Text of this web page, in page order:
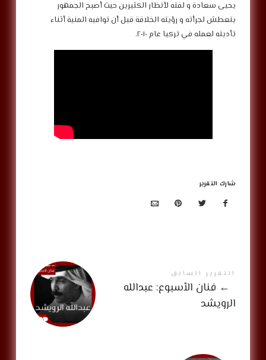
يحيى سعادة و لفته لأنظار الكثيرين حيث أصبح الجمهور
يتعطش لجرأته و رؤيته الخلاقة قبل أن توافيه المنية أثناء
تأديته لعمله في تركيا عام ٢٠١٠.
شارك التقرير
التقرير السابق
← فنان الأسبوع: عبدالله
الرويشد